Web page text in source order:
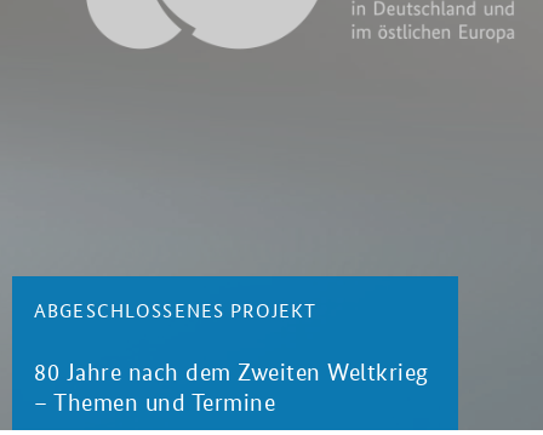
ABGESCHLOSSENES PROJEKT
80 Jahre nach dem Zweiten Weltkrieg
– Themen und Termine